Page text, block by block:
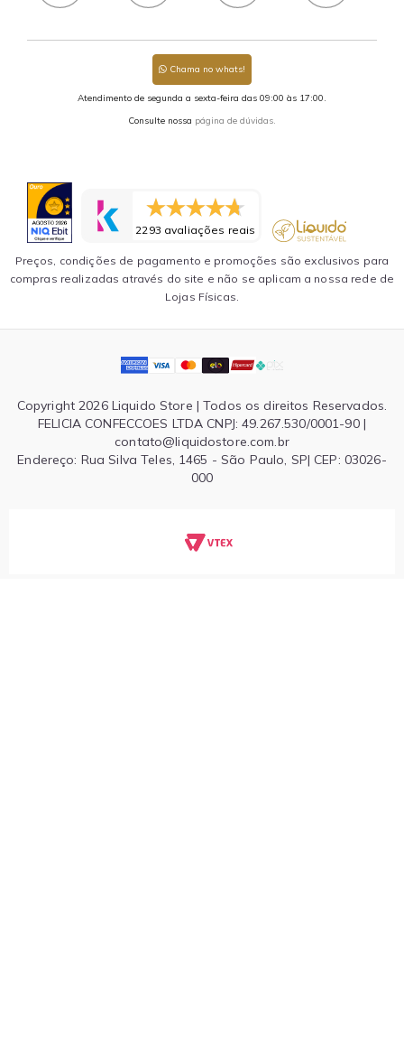
Chama no whats!
Atendimento de segunda a sexta-feira das 09:00 às 17:00.
Consulte nossa página de dúvidas.
2293 avaliações reais
Preços, condições de pagamento e promoções são exclusivos para
compras realizadas através do site e não se aplicam a nossa rede de
Lojas Físicas.
Copyright 2026 Liquido Store | Todos os direitos Reservados.
FELICIA CONFECCOES LTDA CNPJ: 49.267.530/0001-90 |
contato@liquidostore.com.br
Endereço: Rua Silva Teles, 1465 - São Paulo, SP| CEP: 03026-
000